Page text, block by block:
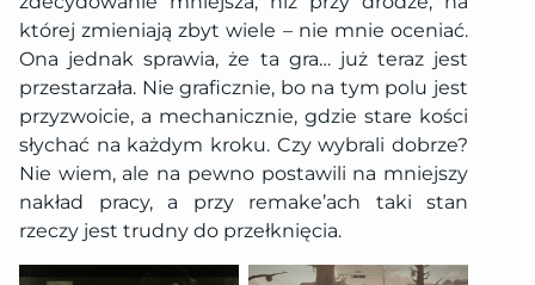
której zmieniają zbyt wiele – nie mnie oceniać.
Ona jednak sprawia, że ta gra… już teraz jest
przestarzała. Nie graficznie, bo na tym polu jest
przyzwoicie, a mechanicznie, gdzie stare kości
słychać na każdym kroku. Czy wybrali dobrze?
Nie wiem, ale na pewno postawili na mniejszy
nakład pracy, a przy remake’ach taki stan
rzeczy jest trudny do przełknięcia.